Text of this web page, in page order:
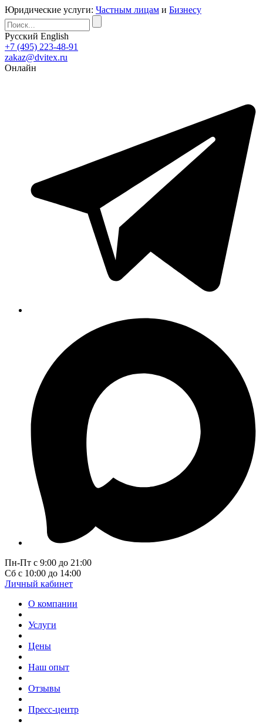
Юридические услуги: Частным лицам и Бизнесу
Русский English
+7 (495) 223-48-91
zakaz@dvitex.ru
Онлайн
Пн-Пт с 9:00 до 21:00
Сб с 10:00 до 14:00
Личный кабинет
О компании
Услуги
Цены
Наш опыт
Отзывы
Пресс-центр